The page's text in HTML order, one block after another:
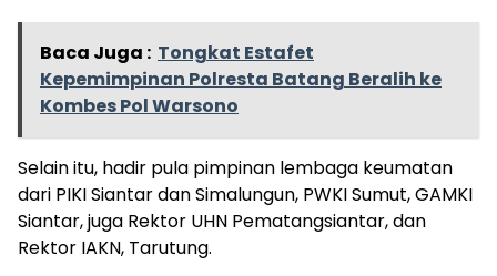
Baca Juga : Tongkat Estafet
Kepemimpinan Polresta Batang Beralih ke
Kombes Pol Warsono
Selain itu, hadir pula pimpinan lembaga keumatan
dari PIKI Siantar dan Simalungun, PWKI Sumut, GAMKI
Siantar, juga Rektor UHN Pematangsiantar, dan
Rektor IAKN, Tarutung.